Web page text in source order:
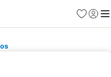
Favoritos
Iniciar